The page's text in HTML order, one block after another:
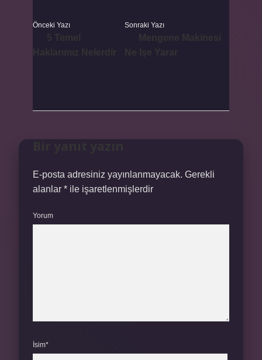
Önceki Yazı Sonraki Yazı
E-posta adresiniz yayınlanmayacak. Gerekli
alanlar * ile işaretlenmişlerdir
Yorum
İsim*